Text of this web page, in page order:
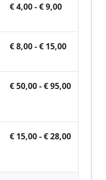
€ 4,00 - € 9,00
€ 8,00 - € 15,00
€ 50,00 - € 95,00
€ 15,00 - € 28,00